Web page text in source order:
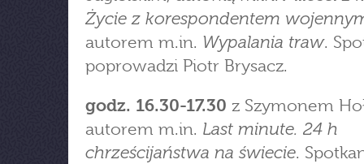
Życie z korespondentem
autorem m.in. Wypalania traw.
poprowadzi Piotr Brysacz.
godz. 16.30-17.30 z Szymonem
autorem m.in. Last minute. 24 h
chrześcijaństwa na świecie.